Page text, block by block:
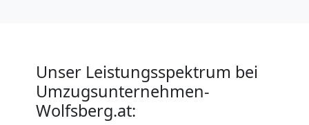
Unser Leistungsspektrum bei
Umzugsunternehmen-
Wolfsberg.at: